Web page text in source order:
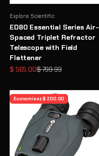
Explore Scientific
ED80 Essential Series Air-
Spaced Triplet Refractor
Telescope with Field
Flattener
Prix de vente
$ 565.00Prix normal
$ 799.99
Economisez $ 200.00